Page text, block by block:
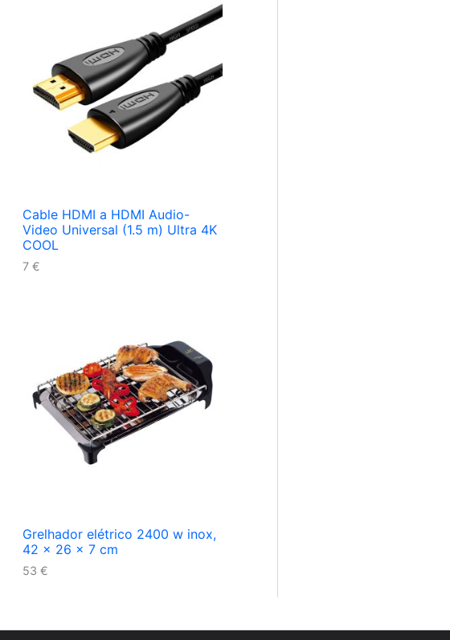
Cable HDMI a HDMI Audio-
Video Universal (1.5 m) Ultra 4K
COOL
7 €
Grelhador elétrico 2400 w inox,
42 x 26 x 7 cm
53 €